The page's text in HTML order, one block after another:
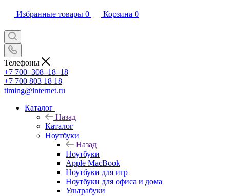
Избранные товары 0 Корзина 0
Телефоны
+7 700‒308‒18‒18
+7 700 803 18 18
timing@internet.ru
Каталог
Назад
Каталог
Ноутбуки
Назад
Ноутбуки
Apple MacBook
Ноутбуки для игр
Ноутбуки для офиса и дома
Ультрабуки